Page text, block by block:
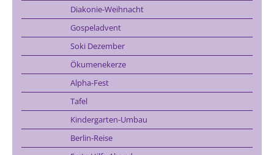
Diakonie-Weihnacht
Gospeladvent
Soki Dezember
Ökumenekerze
Alpha-Fest
Tafel
Kindergarten-Umbau
Berlin-Reise